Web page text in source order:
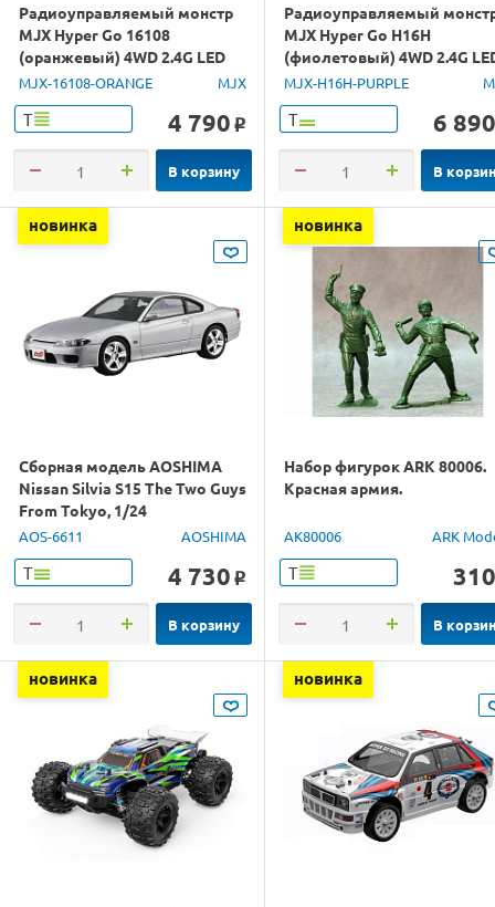
Радиоуправляемый монстр
MJX Hyper Go 16108
(оранжевый) 4WD 2.4G LED
1/16 RTR
MJX-16108-ORANGE MJX
Т 4 790 o
В корзину
Радиоуправляемый
MJX Hyper Go H16H
(фиолетовый) 4WD 2.4G
GPS 1/16 RTR
MJX-H16H-PURPLE
Т 6 890
В
новинка
Сборная модель AOSHIMA
Nissan Silvia S15 The Two Guys
From Tokyo, 1/24
AOS-6611 AOSHIMA
Т 4 730 o
В корзину
новинка
Набор фигурок ARK 80006.
Красная армия.
AK80006 ARK
Т 310
В
новинка новинка